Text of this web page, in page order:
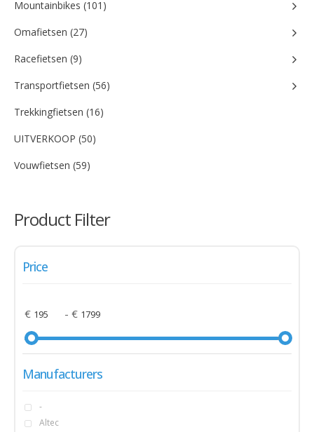
Mountainbikes (101)
Omafietsen (27)
Racefietsen (9)
Transportfietsen (56)
Trekkingfietsen (16)
UITVERKOOP (50)
Vouwfietsen (59)
Product Filter
Price
€ - €
Manufacturers
-
Altec